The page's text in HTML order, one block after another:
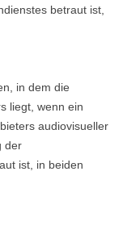
betraut ist,
in dem die
liegt, wenn ein
audiovisueller
der
ist, in beiden